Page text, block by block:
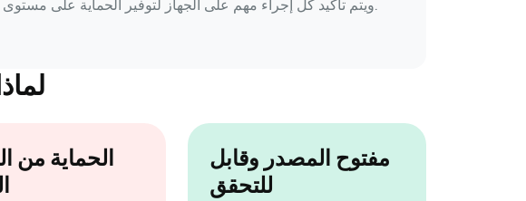
الحماية من
مفتوح المصدر وقابل
للتحقق